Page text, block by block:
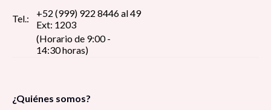
Tel.:
+52 (999) 922 8446 al 49
Ext: 1203
(Horario de 9:00 -
14:30 horas)
¿Quiénes somos?